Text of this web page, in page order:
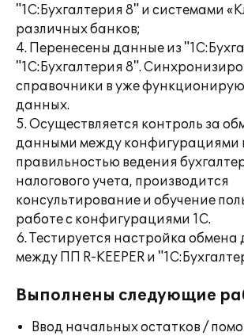
"1С:Бухгалтерия 8" и системами
различных банков;
4. Перенесены данные из
"1С:Бухгалтерия 8".
справочники в уже
данных.
5. Осуществляется контроль за
данными между конфигурациями
правильностью ведения
налогового учета, производится
консультирование и обучение
работе с конфигурациями 1С.
6. Тестируется настройка
между ПП R-KEEPER и
Выполнены следующие
Ввод начальных остатков /